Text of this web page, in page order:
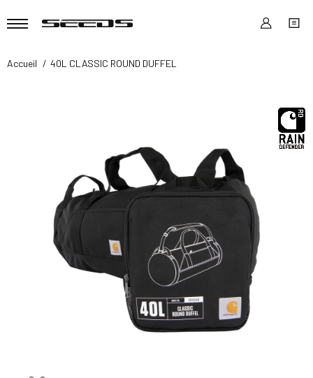
Accueil 40L CLASSIC ROUND DUFFEL